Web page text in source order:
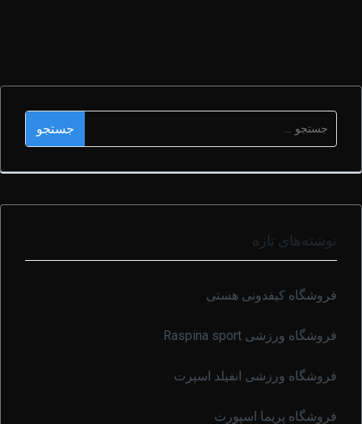
نوشته‌های تازه
فروشگاه کیفدونی هستی
فروشگاه ورزشی Raspina sport
فروشگاه ورزشی انفیلد اسپرت
فروشگاه پریما اسپورت